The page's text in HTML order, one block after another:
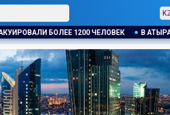
В АТЫРАУ ПОЛИЦЕЙСКИЙ ЭВАКУИРОВАЛ